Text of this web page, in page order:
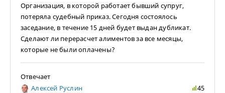
Организация, в которой работает бывший супруг,
потеряла судебный приказ. Сегодня состоялось
заседание, в течение 15 дней будет выдан дубликат.
Сделают ли перерасчет алиментов за все месяцы,
которые не были оплачены?
Отвечает
Алексей Руслин
45